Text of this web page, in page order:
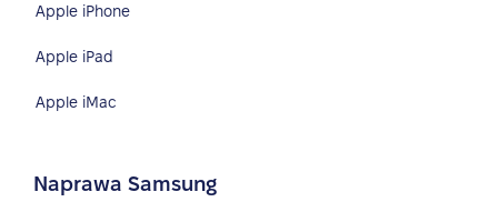
Apple iPhone
Apple iPad
Apple iMac
Naprawa Samsung